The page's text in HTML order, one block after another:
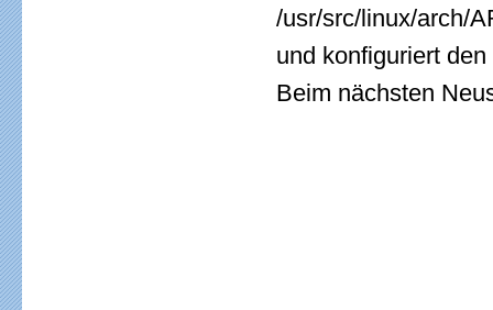
/usr/src/linux/arch/
und konfiguriert
Beim nächsten